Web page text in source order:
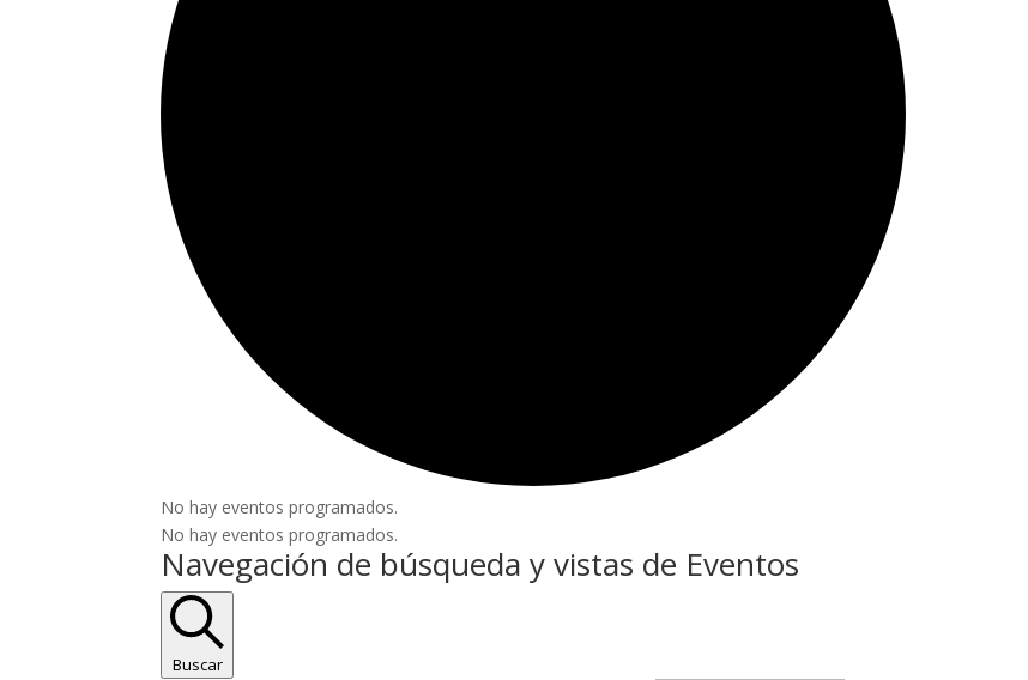
No hay eventos programados.
No hay eventos programados.
Navegación de búsqueda y vistas de Eventos
Buscar